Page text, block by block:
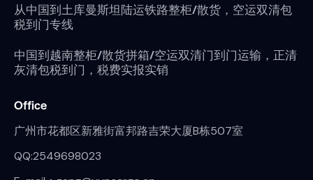
从中国到土库曼斯坦陆运铁路整柜/散货，空运双清包
税到门专线
中国到越南整柜/散货拼箱/空运双清门到门运输，正清
灰清包税到门，税费实报实销
Office
广州市花都区新雅街富邦路吉荣大厦B栋507室
QQ:2549698023